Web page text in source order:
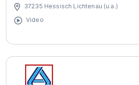
37235 Hessisch Lichtenau (u.a.)
Video